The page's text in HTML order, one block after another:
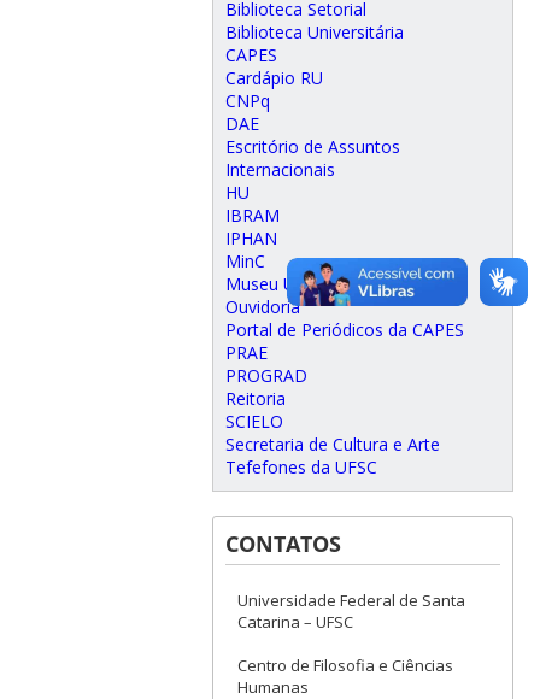
Biblioteca Setorial
Biblioteca Universitária
CAPES
Cardápio RU
CNPq
DAE
Escritório de Assuntos
Internacionais
HU
IBRAM
IPHAN
MinC
Museu Universitário
Ouvidoria
Portal de Periódicos da CAPES
PRAE
PROGRAD
Reitoria
SCIELO
Secretaria de Cultura e Arte
Tefefones da UFSC
CONTATOS
Universidade Federal de Santa
Catarina – UFSC
Centro de Filosofia e Ciências
Humanas